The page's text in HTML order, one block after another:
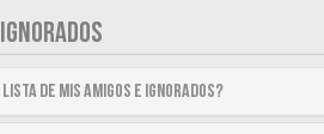
lista de Mis Amigos e Ignorados?